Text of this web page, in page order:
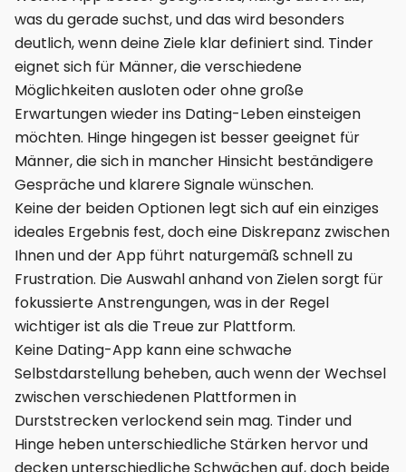
was du gerade suchst, und das wird besonders
deutlich, wenn deine Ziele klar definiert sind. Tinder
eignet sich für Männer, die verschiedene
Möglichkeiten ausloten oder ohne große
Erwartungen wieder ins Dating-Leben einsteigen
möchten. Hinge hingegen ist besser geeignet für
Männer, die sich in mancher Hinsicht beständigere
Gespräche und klarere Signale wünschen.
Keine der beiden Optionen legt sich auf ein einziges
ideales Ergebnis fest, doch eine Diskrepanz zwischen
Ihnen und der App führt naturgemäß schnell zu
Frustration. Die Auswahl anhand von Zielen sorgt für
fokussierte Anstrengungen, was in der Regel
wichtiger ist als die Treue zur Plattform.
Keine Dating-App kann eine schwache
Selbstdarstellung beheben, auch wenn der Wechsel
zwischen verschiedenen Plattformen in
Durststrecken verlockend sein mag. Tinder und
Hinge heben unterschiedliche Stärken hervor und